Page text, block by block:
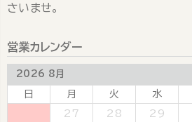
さいませ。
営業カレンダー
2026 8月
日 月 火 水
27 28 29